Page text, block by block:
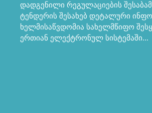
დადგენილი რეგულაციების
ტენდერის შესახებ დეტალური
ხელმისაწვდომია სახელმწიფო
ერთიან ელექტრონულ სისტემაში...